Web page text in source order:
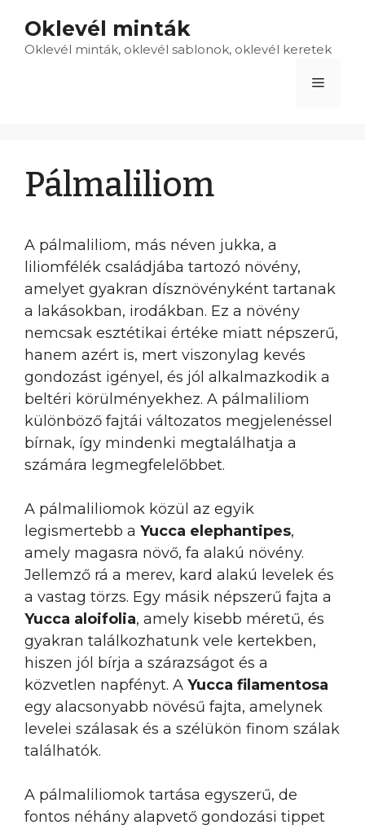
tartalomba
Oklevél minták
Oklevél minták, oklevél sablonok, oklevél keretek
Menü
Pálmaliliom
A pálmaliliom, más néven jukka, a
liliomfélék családjába tartozó növény,
amelyet gyakran dísznövényként tartanak
a lakásokban, irodákban. Ez a növény
nemcsak esztétikai értéke miatt népszerű,
hanem azért is, mert viszonylag kevés
gondozást igényel, és jól alkalmazkodik a
beltéri körülményekhez. A pálmaliliom
különböző fajtái változatos megjelenéssel
bírnak, így mindenki megtalálhatja a
számára legmegfelelőbbet.
A pálmaliliomok közül az egyik
legismertebb a Yucca elephantipes,
amely magasra növő, fa alakú növény.
Jellemző rá a merev, kard alakú levelek és
a vastag törzs. Egy másik népszerű fajta a
Yucca aloifolia, amely kisebb méretű, és
gyakran találkozhatunk vele kertekben,
hiszen jól bírja a szárazságot és a
közvetlen napfényt. A Yucca filamentosa
egy alacsonyabb növésű fajta, amelynek
levelei szálasak és a szélükön finom szálak
találhatók.
A pálmaliliomok tartása egyszerű, de
fontos néhány alapvető gondozási tippet